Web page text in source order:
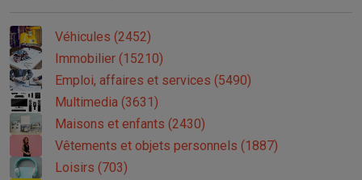
Véhicules (2452)
Immobilier (15210)
Emploi, affaires et services (5490)
Multimedia (3631)
Maisons et enfants (2430)
Vêtements et objets personnels (1887)
Loisirs (703)